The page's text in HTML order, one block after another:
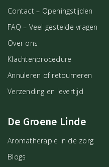
Contact – Openingstijden
FAQ – Veel gestelde vragen
Over ons
Klachtenprocedure
Annuleren of retourneren
Verzending en levertijd
De Groene Linde
Aromatherapie in de zorg
Blogs